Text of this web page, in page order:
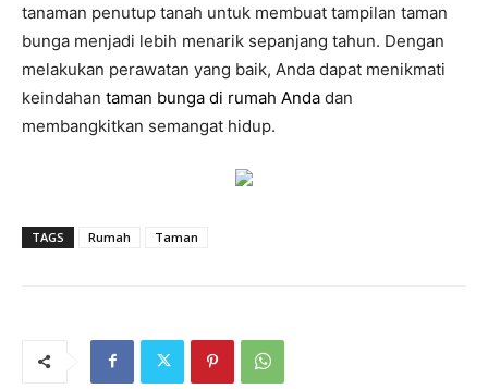
tanaman penutup tanah untuk membuat tampilan taman
bunga menjadi lebih menarik sepanjang tahun. Dengan
melakukan perawatan yang baik, Anda dapat menikmati
keindahan taman bunga di rumah Anda dan
membangkitkan semangat hidup.
TAGS Rumah Taman